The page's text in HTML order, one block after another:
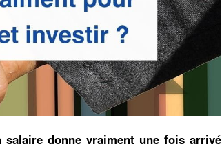
salaire donne vraiment une fois arrivé